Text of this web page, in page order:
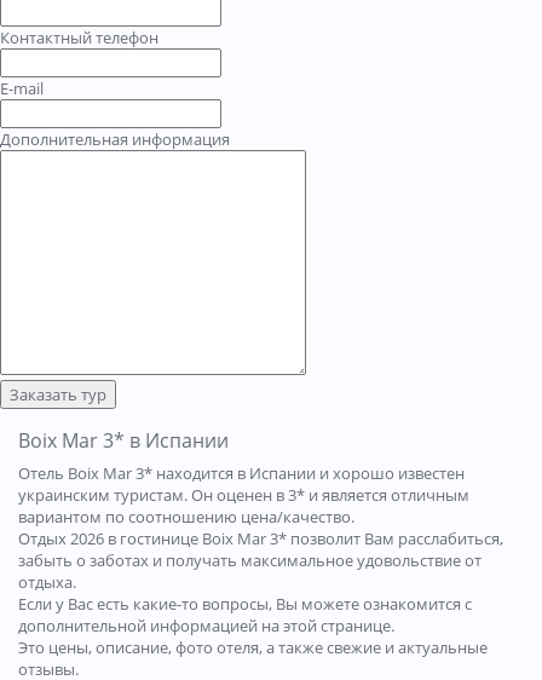
Контактный телефон
E-mail
Дополнительная информация
Заказать тур
Boix Mar 3* в Испании
Отель Boix Mar 3* находится в Испании и хорошо известен
украинским туристам. Он оценен в 3* и является отличным
вариантом по соотношению цена/качество.
Отдых 2026 в гостинице Boix Mar 3* позволит Вам расслабиться,
забыть о заботах и получать максимальное удовольствие от
отдыха.
Если у Вас есть какие-то вопросы, Вы можете ознакомится с
дополнительной информацией на этой странице.
Это цены, описание, фото отеля, а также свежие и актуальные
отзывы.